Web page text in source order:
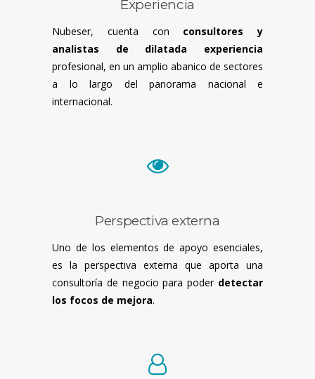
Experiencia
Nubeser, cuenta con consultores y
analistas de dilatada experiencia
profesional, en un amplio abanico de sectores
a lo largo del panorama nacional e
internacional.
Perspectiva externa
Uno de los elementos de apoyo esenciales,
es la perspectiva externa que aporta una
consultoría de negocio para poder detectar
los focos de mejora.